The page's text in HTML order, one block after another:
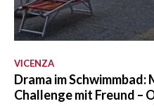
VICENZA
Drama im
Challenge mit Freund –